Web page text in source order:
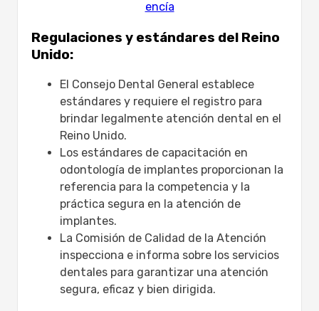
encía
Regulaciones y estándares del Reino
Unido:
El Consejo Dental General establece
estándares y requiere el registro para
brindar legalmente atención dental en el
Reino Unido.
Los estándares de capacitación en
odontología de implantes proporcionan la
referencia para la competencia y la
práctica segura en la atención de
implantes.
La Comisión de Calidad de la Atención
inspecciona e informa sobre los servicios
dentales para garantizar una atención
segura, eficaz y bien dirigida.